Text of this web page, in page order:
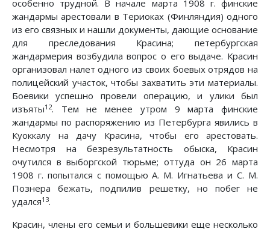
особенно трудной. В начале марта 1908 г. финские
жандармы арестовали в Териоках (Финляндия) одного
из его связных и нашли документы, дающие основание
для преследования Красина; петербургская
жандармерия возбудила вопрос о его выдаче. Красин
организовал налет одного из своих боевых отрядов на
полицейский участок, чтобы захватить эти материалы.
Боевики успешно провели операцию, и улики был
изъяты12. Тем не менее утром 9 марта финские
жандармы по распоряжению из Петербурга явились в
Куоккалу на дачу Красина, чтобы его арестовать.
Несмотря на безрезультатность обыска, Красин
очутился в выборгской тюрьме; оттуда он 26 марта
1908 г. попытался с помощью А. М. Игнатьева и С. М.
Познера бежать, подпилив решетку, но побег не
удался13.
Красин, члены его семьи и большевики еще несколько